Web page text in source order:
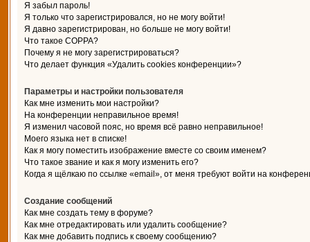
Я забыл пароль!
Я только что зарегистрировался, но не могу войти!
Я давно зарегистрирован, но больше не могу войти!
Что такое COPPA?
Почему я не могу зарегистрироваться?
Что делает функция «Удалить cookies конференции»?
Параметры и настройки пользователя
Как мне изменить мои настройки?
На конференции неправильное время!
Я изменил часовой пояс, но время всё равно неправильное!
Моего языка нет в списке!
Как я могу поместить изображение вместе со своим именем?
Что такое звание и как я могу изменить его?
Когда я щёлкаю по ссылке «email», от меня требуют войти на
Создание сообщений
Как мне создать тему в форуме?
Как мне отредактировать или удалить сообщение?
Как мне добавить подпись к своему сообщению?